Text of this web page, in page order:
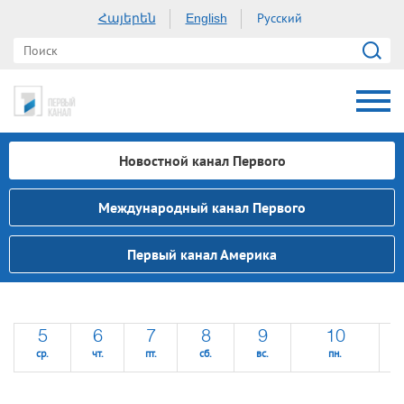
Հայերեն English Русский
Новостной канал Первого
Международный канал Первого
Первый канал Америка
5
ср.
6
чт.
7
пт.
8
сб.
9
вс.
10
пн.